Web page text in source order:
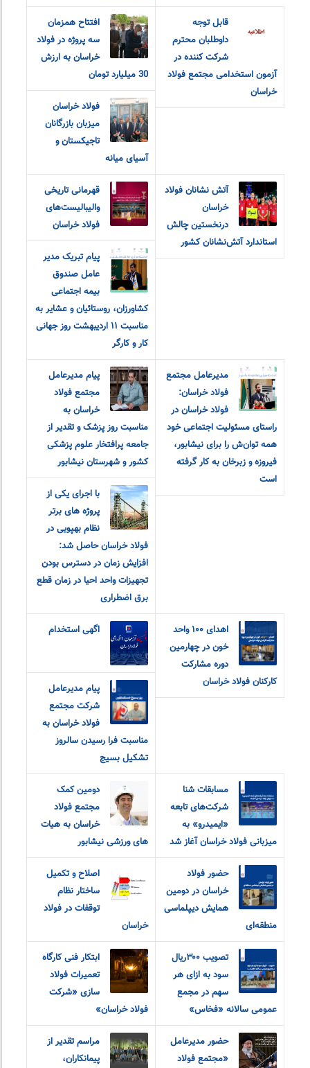
قابل توجه
داوطلبان محترم
شرکت کننده در
آزمون استخدامی مجتمع فولاد
خراسان
افتتاح همزمان
سه پروژه در فولاد
خراسان به ارزش
30 میلیارد تومان
فولاد خراسان
میزبان بازرگانان
تاجیکستان و
آسیای میانه
آتش نشانان فولاد
خراسان
درنخستین چالش
استاندارد آتش‌نشانان کشور
قهرمانی تاریخی
والیبالیست‌های
فولاد خراسان
پیام تبریک مدیر
عامل صندوق
بیمه اجتماعی
کشاورزان، روستائیان و عشایر به
مناسبت ۱۱ اردیبهشت روز جهانی
کار و کارگر
مدیرعامل مجتمع
فولاد خراسان:
فولاد خراسان در
راستای مسئولیت اجتماعی خود
همه توان‌ش را برای نیشابور،
فیروزه و زبرخان به کار گرفته
است
پیام مدیرعامل
مجتمع فولاد
خراسان به
مناسبت روز پزشک و تقدیر از
جامعه پرافتخار علوم پزشکی
کشور و شهرستان نیشابور
با اجرای یکی از
پروژه های برتر
نظام بهپویی در
فولاد خراسان حاصل شد:
افزایش زمان در دسترس بودن
تجهیزات واحد احیا در زمان قطع
برق اضطراری
اهدای ۱۰۰ واحد
خون در چهارمین
دوره مشارکت
کارکنان فولاد خراسان
اگهی استخدام
پیام مدیرعامل
شرکت مجتمع
فولاد خراسان به
مناسبت فرا رسیدن سالروز
تشکیل بسیج
مسابقات شنا
شرکت‌های تابعه
«ایمیدرو» به
میزبانی فولاد خراسان آغاز شد
دومین کمک
مجتمع فولاد
خراسان به هیات
های ورزشی نیشابور
حضور فولاد
خراسان در دومین
همایش دیپلماسی
منطقه‌ای
اصلاح و تکمیل
ساختار نظام
توقفات در فولاد
خراسان
تصویب ۳۰۰ریال
سود به ازای هر
سهم در مجمع
عمومی سالانه «فخاس»
ابتکار فنی کارگاه
تعمیرات فولاد
سازی «شرکت
فولاد خراسان»
حضور مدیرعامل
«مجتمع فولاد
مراسم تقدیر از
پیمانکاران،